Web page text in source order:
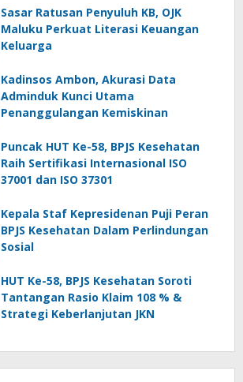
Sasar Ratusan Penyuluh KB, OJK
Maluku Perkuat Literasi Keuangan
Keluarga
Kadinsos Ambon, Akurasi Data
Adminduk Kunci Utama
Penanggulangan Kemiskinan
Puncak HUT Ke-58, BPJS Kesehatan
Raih Sertifikasi Internasional ISO
37001 dan ISO 37301
Kepala Staf Kepresidenan Puji Peran
BPJS Kesehatan Dalam Perlindungan
Sosial
HUT Ke-58, BPJS Kesehatan Soroti
Tantangan Rasio Klaim 108 % &
Strategi Keberlanjutan JKN